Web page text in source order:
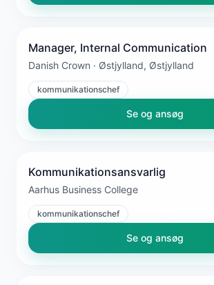
Manager, Internal Communication
Danish Crown · Østjylland, Østjylland
kommunikationschef
Se og ansøg
Kommunikationsansvarlig
Aarhus Business College
kommunikationschef
Se og ansøg